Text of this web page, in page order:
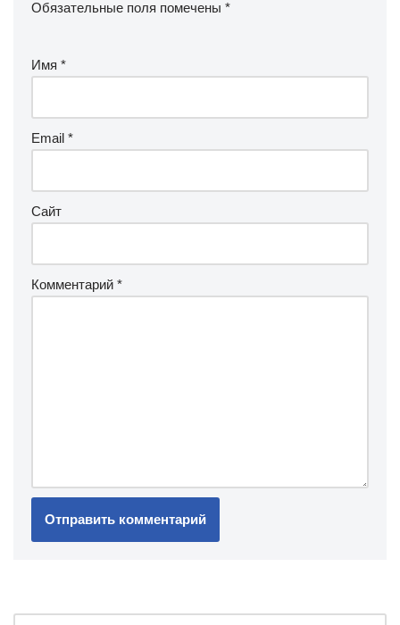
Обязательные поля помечены *
Имя *
Email *
Сайт
Комментарий *